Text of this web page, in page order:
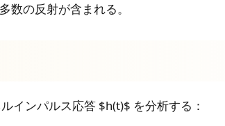
数の反射が含まれる。
インパルス応答 $h(t)$ を分析する：